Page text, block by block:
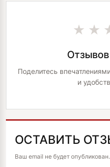
Поделитесь
и
ОСТАВИТЬ
Ваш email не будет
ALTERNATIVE: